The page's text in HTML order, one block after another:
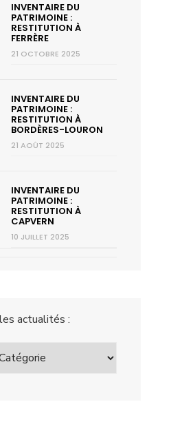
INVENTAIRE DU
PATRIMOINE :
RESTITUTION À
FERRÈRE
21 OCTOBRE 2025
INVENTAIRE DU
PATRIMOINE :
RESTITUTION À
BORDÈRES-LOURON
21 AOÛT 2025
INVENTAIRE DU
PATRIMOINE :
RESTITUTION À
CAPVERN
10 JUILLET 2025
actualités :